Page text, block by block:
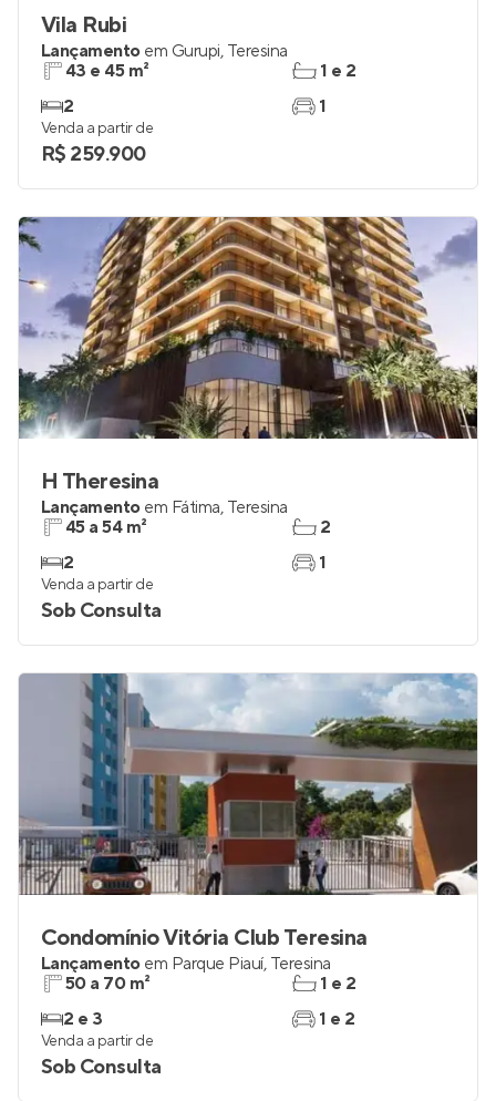
Vila Rubi
Lançamento em Gurupi, Teresina
43 e 45 m²
2
1 e 2
1
Venda a partir de
R$ 259.900
H Theresina
Lançamento em Fátima, Teresina
45 a 54 m²
2
2
1
Venda a partir de
Sob Consulta
Condomínio Vitória Club Teresina
Lançamento em Parque Piauí, Teresina
50 a 70 m²
2 e 3
1 e 2
1 e 2
Venda a partir de
Sob Consulta